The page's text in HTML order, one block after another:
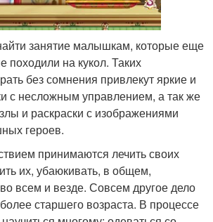
занятие малышкам, которые еще
походили на кукол. Таких
без сомнения привлекут яркие и
с несложным управлением, а так же
и раскраски с изображениями
героев.
принимаются лечить своих
их, убаюкивать, в общем,
всем и везде. Совсем другое дело
старшего возраста. В процессе